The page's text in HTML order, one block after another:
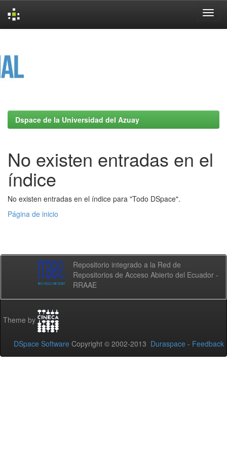
Dspace de la Universidad del Azuay
No existen entradas en el
índice
No existen entradas en el índice para "Todo DSpace".
Página de inicio
Repositorio integrado a la Red de
Repositorios de Acceso Abierto del Ecuador -
RRAAE
Theme by
DSpace Software Copyright © 2002-2013 Duraspace - Feedback